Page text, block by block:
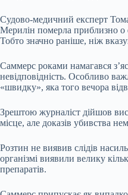
Судово-медичний експерт
Мерилін померла приблизно о
Тобто значно раніше, ніж
Саммерс роками намагався
невідповідність. Особливо
«швидку», яка того вечора
Зрештою журналіст дійшов
місце, але доказів убивства
Розтин не виявив слідів
організмі виявили велику
препаратів.